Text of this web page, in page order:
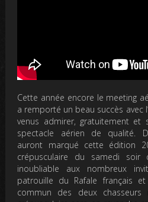
Cette année encore le meeting
a remporté un beau succès avec
venus admirer, gratuitement et
spectacle aérien de qualité.
auront marqué cette édition
crépusculaire du samedi soir
inoubliable aux nombreux
patrouille du Rafale français
commun des deux